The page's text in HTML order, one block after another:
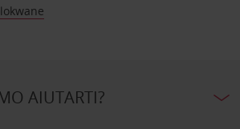
AIUTARTI?